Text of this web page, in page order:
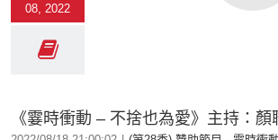
08, 2022
《霎時衝動 – 不捨也為愛》主持：顏